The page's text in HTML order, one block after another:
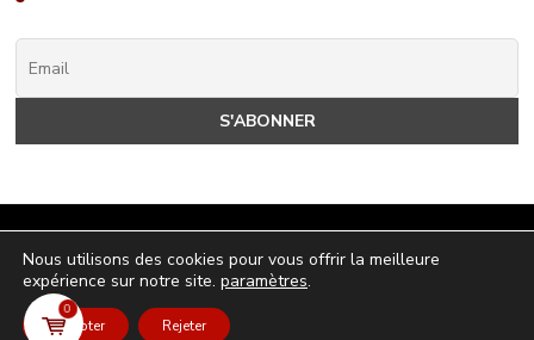
politique de confidentialité-
Nous utilisons des cookies pour vous offrir la meilleure
expérience sur notre site. paramètres.
Accepter Rejeter
0